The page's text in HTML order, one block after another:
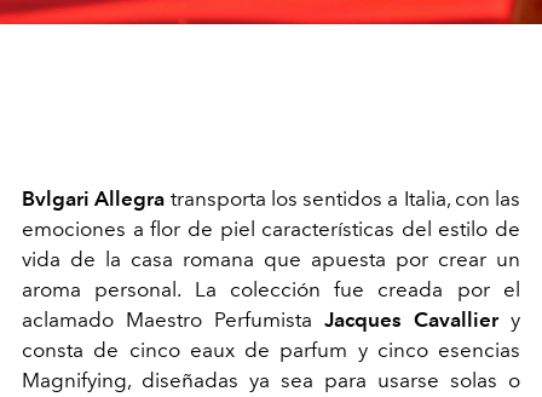
Bvlgari Allegra transporta los sentidos a Italia, con las
emociones a flor de piel características del estilo de
vida de la casa romana que apuesta por crear un
aroma personal. La colección fue creada por el
aclamado Maestro Perfumista Jacques Cavallier y
consta de cinco eaux de parfum y cinco esencias
Magnifying, diseñadas ya sea para usarse solas o